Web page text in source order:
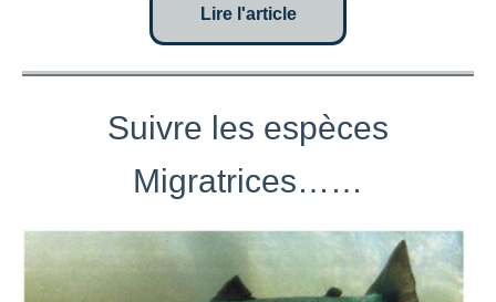
Lire l'article
Suivre les espèces
Migratrices……